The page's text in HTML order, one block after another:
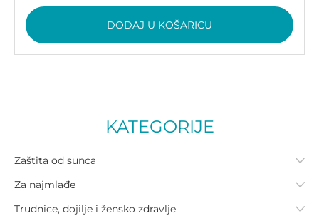
DODAJ U KOŠARICU
KATEGORIJE
Zaštita od sunca
Za najmlađe
Trudnice, dojilje i žensko zdravlje